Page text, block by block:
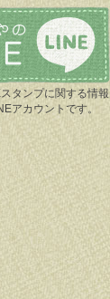
タンプに関する情報
アカウントです。